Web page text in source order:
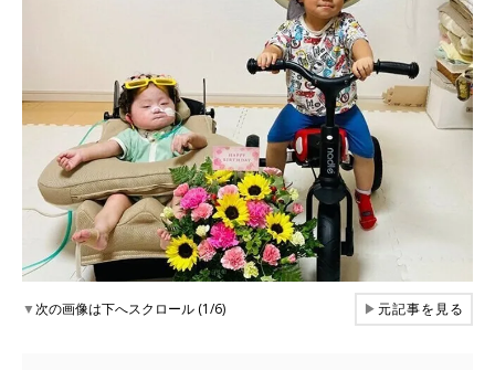
▼次の画像は下へスクロール (1/6) ▶元記事を見る